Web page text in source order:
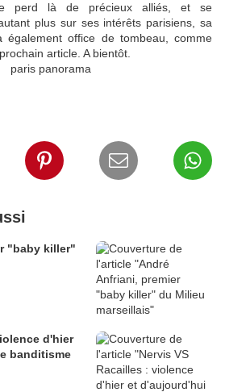
perd là de précieux alliés, et se
plus sur ses intérêts parisiens, sa
office de tombeau, comme
article. A bientôt.
"baby killer"
d'hier
banditisme